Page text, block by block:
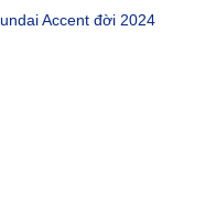
Accent đời 2024